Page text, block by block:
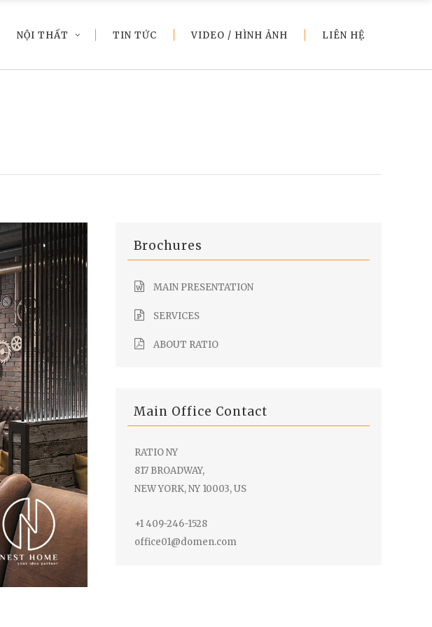
NỘI THẤT TIN TỨC VIDEO / HÌNH ẢNH LIÊN HỆ
Brochures
MAIN PRESENTATION
SERVICES
ABOUT RATIO
Main Office Contact
RATIO NY
817 BROADWAY,
NEW YORK, NY 10003, US
+1 409-246-1528
office01@domen.com